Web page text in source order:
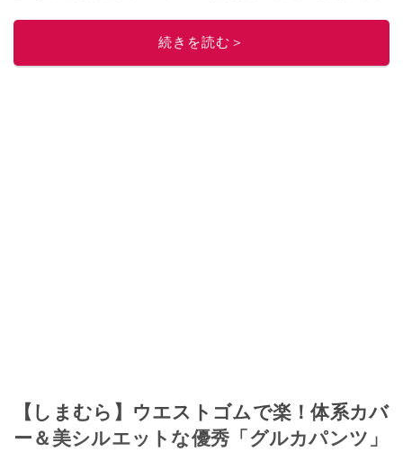
レビューしています。毎日トレンド情報をお届けしているので、ぜひ
してください！続きを読む＞
【しまむら】ウエストゴムで楽！体系カバ
ー＆美シルエットな優秀「グルカパンツ」